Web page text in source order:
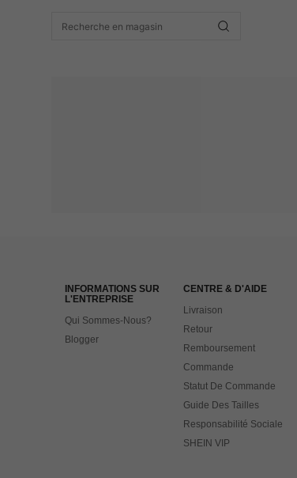
INFORMATIONS SUR
L'ENTREPRISE
Qui Sommes-Nous?
Blogger
CENTRE & D'AIDE
Livraison
Retour
Remboursement
Commande
Statut De Commande
Guide Des Tailles
Responsabilité Sociale
SHEIN VIP